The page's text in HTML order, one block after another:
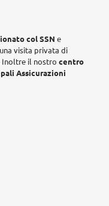
col SSN e
visita privata di
Inoltre il nostro centro
Assicurazioni